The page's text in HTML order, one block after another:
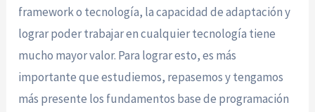
framework o tecnología, la capacidad de adaptación y
lograr poder trabajar en cualquier tecnología tiene
mucho mayor valor. Para lograr esto, es más
importante que estudiemos, repasemos y tengamos
más presente los fundamentos base de programación